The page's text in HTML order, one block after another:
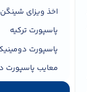
اخذ ویزای شینگن
پاسپورت ترکیه
پاسپورت
معایب پاسپورت